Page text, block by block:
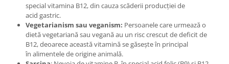
special vitamina B12, din cauza scăderii producției de
acid gastric.
Vegetarianism sau veganism: Persoanele care urmează o
dietă vegetariană sau vegană au un risc crescut de deficit de
B12, deoarece această vitamină se găsește în principal
în alimentele de origine animală.